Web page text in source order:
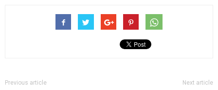
Previous article Next article